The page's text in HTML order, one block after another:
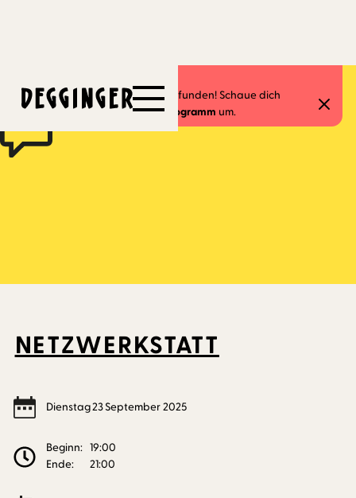
Dieses Event hat schon stattgefunden! Schaue dich
gerne in unseremaktuellen Programm um.
23.9.2025
NETZWERKSTATT
Dienstag23September2025
Beginn: 19:00
Ende:
21:00